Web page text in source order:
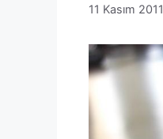
11 Kasım 2011